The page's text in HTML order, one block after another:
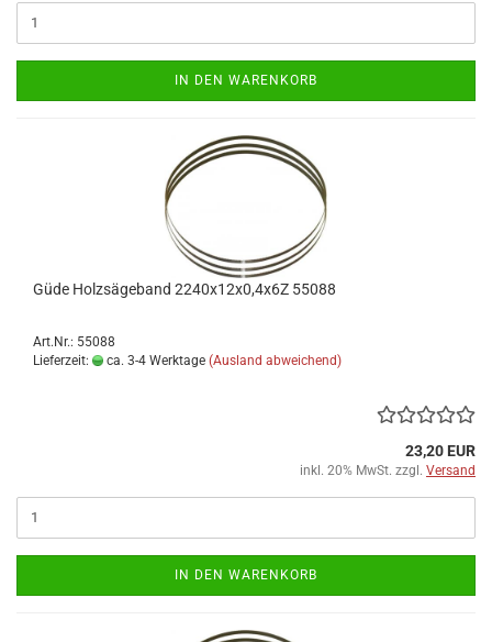
IN DEN WARENKORB
Güde Holzsägeband 2240x12x0,4x6Z 55088
Art.Nr.: 55088
Lieferzeit:
ca. 3-4 Werktage (Ausland abweichend)
23,20 EUR
inkl. 20% MwSt. zzgl. Versand
IN DEN WARENKORB